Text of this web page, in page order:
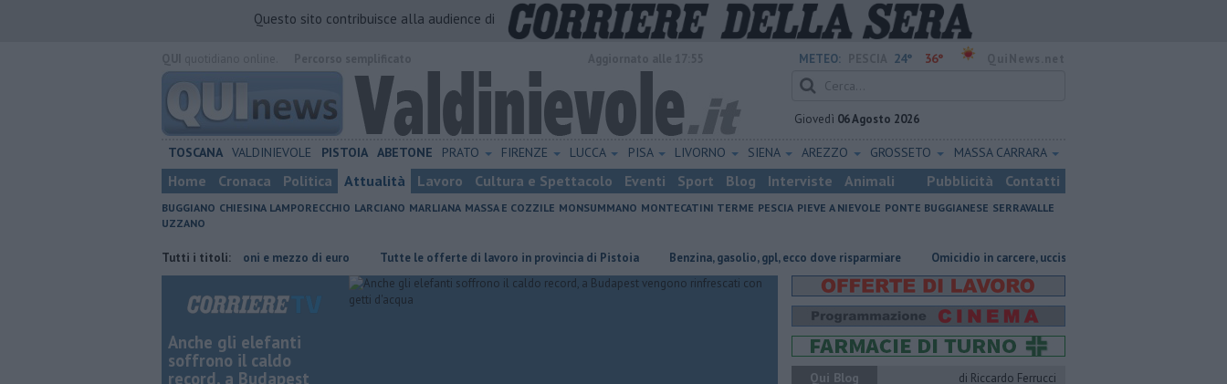
Questo sito contribuisce alla audience di
METEO: 24° 36°
Giovedì 06 Agosto 2026
TOSCANA VALDINIEVOLE PISTOIA ABETONE PRATO FIRENZE LUCCA PISA LIVORNO SIENA AREZZO GROSSETO MASSA CARRARA
Home Cronaca Politica Attualità Lavoro Cultura e Spettacolo Eventi Sport Blog Interviste Animali Pubblicità Contatti
BUGGIANO CHIESINA LAMPORECCHIO LARCIANO MARLIANA MASSA E COZZILE MONSUMMANO MONTECATINI TERME PESCIA PIEVE A NIEVOLE PONTE BUGGIANESE SERRAVALLE
UZZANO
Tutti i titoli:
Grattano e vincono due milioni e mezzo di euro ​Tutte le offerte di lavoro in provincia di Pistoia ​Benzina, gasolio, gpl, ecco dove risparmiare Omicidio in carcere, ucciso un detenuto
Anche gli elefanti
soffrono il caldo
record, a Budapest
Qui Blog
di Riccardo Ferrucci